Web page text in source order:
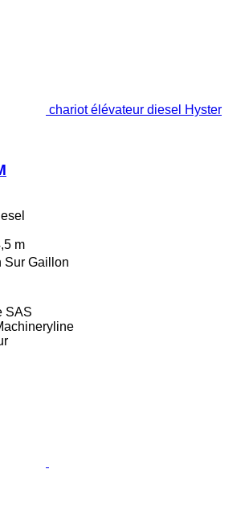
chariot élévateur diesel Hyster
m
Sur Gaillon
SAS